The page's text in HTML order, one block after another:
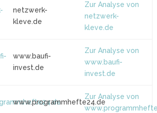
netzwerk-
kleve.de
Zur Analyse von
netzwerk-
kleve.de
www.baufi-
invest.de
Zur Analyse von
www.baufi-
invest.de
www.programmhefte24.de
Zur Analyse von